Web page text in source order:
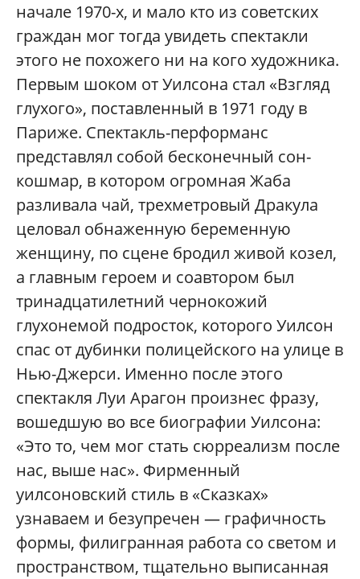
начале 1970-х, и мало кто из советских
граждан мог тогда увидеть спектакли
этого не похожего ни на кого художника.
Первым шоком от Уилсона стал «Взгляд
глухого», поставленный в 1971 году в
Париже. Спектакль-перформанс
представлял собой бесконечный сон-
кошмар, в котором огромная Жаба
разливала чай, трехметровый Дракула
целовал обнаженную беременную
женщину, по сцене бродил живой козел,
а главным героем и соавтором был
тринадцатилетний чернокожий
глухонемой подросток, которого Уилсон
спас от дубинки полицейского на улице в
Нью-Джерси. Именно после этого
спектакля Луи Арагон произнес фразу,
вошедшую во все биографии Уилсона:
«Это то, чем мог стать сюрреализм после
нас, выше нас». Фирменный
уилсоновский стиль в «Сказках»
узнаваем и безупречен — графичность
формы, филигранная работа со светом и
пространством, тщательно выписанная